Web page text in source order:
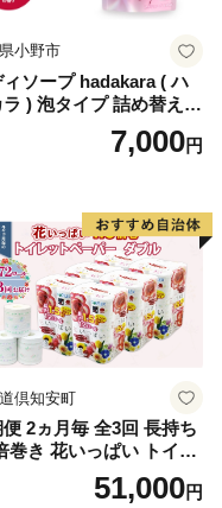
小野市
ソープ hadakara ( ハ
ラ ) 泡タイプ 詰め替え 4
袋 ボディーソープ 泡
ィソープ 泡 日用品 消耗
鹸 石鹸 兵庫 兵庫県 小野
7,000円
倶知安町
便 2ヵ月毎 全3回 長持ち
巻き 花いっぱい トイレ
ペーパー ダブル 45ｍ 計
ール 全18種 花柄 プリン
51,000円